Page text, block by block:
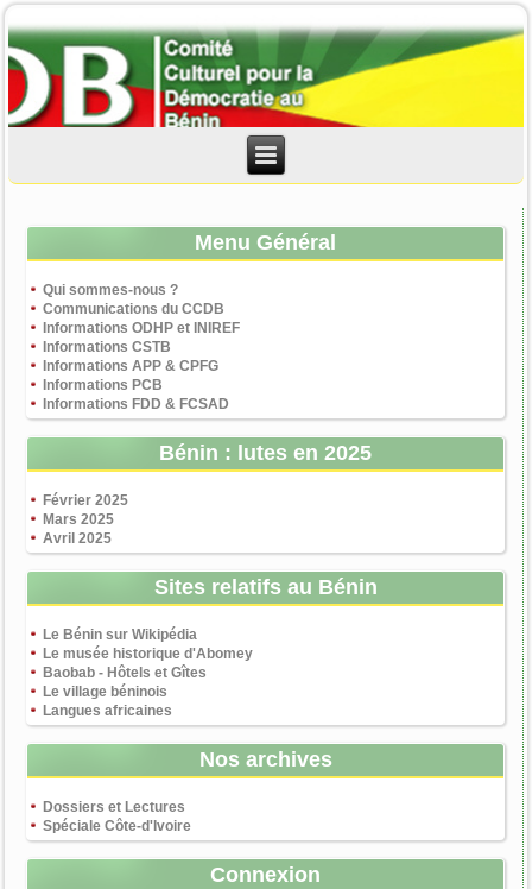
Menu Général
Qui sommes-nous ?
Communications du CCDB
Informations ODHP et INIREF
Informations CSTB
Informations APP & CPFG
Informations PCB
Informations FDD & FCSAD
Bénin : lutes en 2025
Février 2025
Mars 2025
Avril 2025
Sites relatifs au Bénin
Le Bénin sur Wikipédia
Le musée historique d'Abomey
Baobab - Hôtels et Gîtes
Le village béninois
Langues africaines
Nos archives
Dossiers et Lectures
Spéciale Côte-d'Ivoire
Connexion